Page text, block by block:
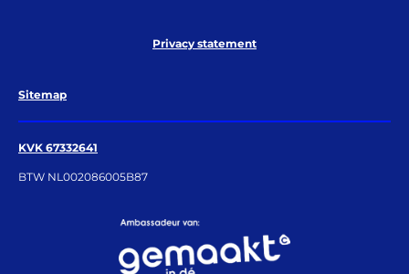
Privacy statement
Sitemap
KVK 67332641
BTW NL002086005B87